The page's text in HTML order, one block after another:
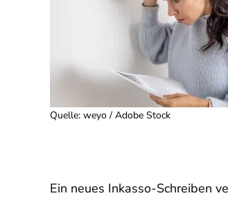
Quelle: weyo / Adobe Stock
Ein neues Inkasso-Schreiben